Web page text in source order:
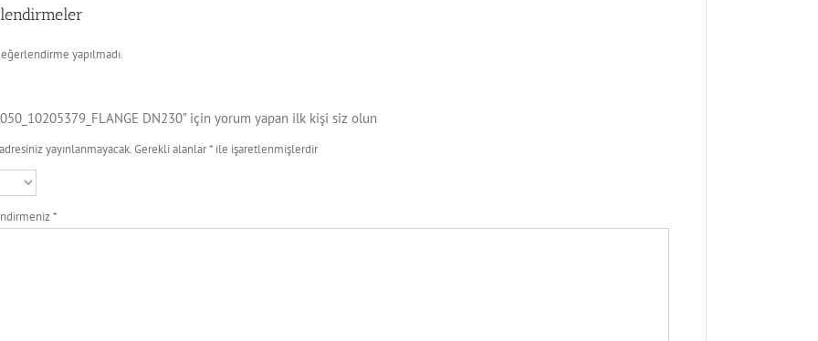
yapılmadı.
DN230” için yorum yapan ilk kişi siz olun
yayınlanmayacak.Gerekli alanlar* ile işaretlenmişlerdir
*